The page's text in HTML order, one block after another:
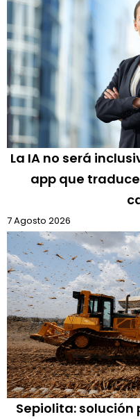
La IA no será
app que
7 Agosto 2026
Sepiolita: